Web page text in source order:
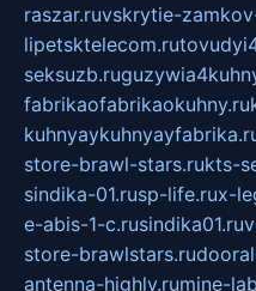
raszar.ruvskrytie-
lipetsktelecom.ru
seksuzb.ru
fabrikaofabrikaokuhny.ru
store-brawl-stars.rukts-
sindika-01.rusp-life.rux-
e-abis-1-c.rusindika01.ru
store-brawlstars.ru
antenna-highly.rumine-